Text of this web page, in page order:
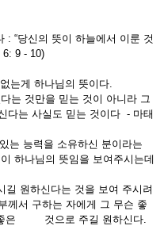
: “당신의 뜻이 하늘에서 이룬 것
9 - 10)
는게 하나님의 뜻이다.
는 것만을 믿는 것이 아니라 그
는 사실도 믿는 것이다 - 마태
는 능력을 소유하신 분이라는
나님의 뜻임을 보여주시는데
길 원하신다는 것을 보여 주시려
서 구하는 자에게 그 무슨 좋
좋은 것으로 주길 원하신다.